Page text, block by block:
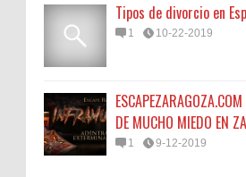
Tipos de divorcio en
1 10-22-2019
DE MUCHO MIEDO EN
1 9-12-2019